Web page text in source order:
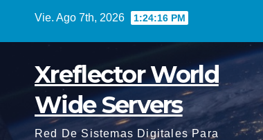
Vie. Ago 7th, 2026 1:24:18 PM
Xreflector World
Wide Servers
Red De Sistemas Digitales Para